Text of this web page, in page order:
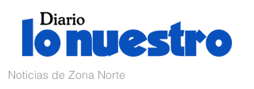
Noticias de Zona Norte